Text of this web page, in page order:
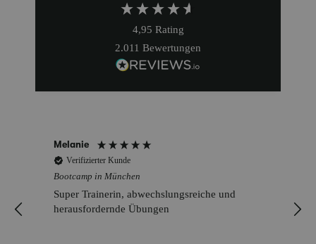
4,95 Rating
2.011 Bewertungen
Melanie
Verifizierter Kunde
Bootcamp in München
Super Trainerin, abwechslungsreiche und
herausfordernde Übungen